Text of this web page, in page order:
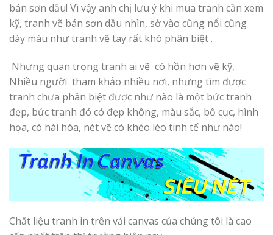
bán sơn dầu! Vì vậy anh chị lưu ý khi mua tranh cần xem
kỹ, tranh vẽ bán sơn dầu nhìn, sờ vào cũng nổi cũng
dày màu như tranh vẽ tay rất khó phân biệt .
Nhưng quan trọng tranh ai vẽ có hồn hơn vẽ kỹ,
Nhiều người tham khảo nhiều nơi, nhưng tìm được
tranh chưa phân biệt được như nào là một bức tranh
đẹp, bức tranh đó có đẹp không, màu sắc, bố cục, hình
họa, có hài hòa, nét vẽ có khéo léo tinh tế như nào!
Chất liệu tranh in trên vải canvas của chúng tôi là cao